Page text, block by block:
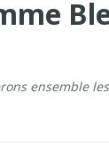
ensemble